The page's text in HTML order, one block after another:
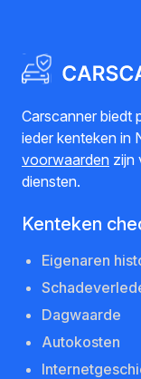
Carscanner biedt
ieder kenteken in
voorwaarden zijn
diensten.
Kenteken
Eigenaren
Dagwaarde
Autokosten